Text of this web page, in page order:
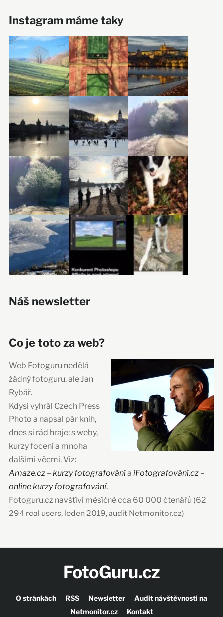
Instagram máme taky
Náš newsletter
Co je toto za web?
Web Fotoguru nedělá
žádný fotoguru, ale Jan
Rybář.
Kdysi vyhrál Czech Press
Photo a napsal pár knih,
dnes si rád hraje: s weby,
kurzy focení a mnoha
dalšími věcmi. Viz:
Amaze.cz – kurzy fotografovánía iFotografování.cz –
online kurzy fotografování.
Fotoguru.cz navštíví měsíčně cca 60 000 čtenářů (62
294 real users, leden 2019, audit Netmonitor.cz)
FotoGuru.cz
O stránkách RSS Newsletter
Audit návštěvnosti na
Netmonitor.cz
Kontakt